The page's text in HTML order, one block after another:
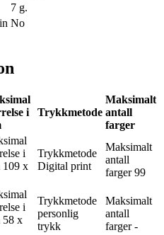
7 g.
No
i
Trykkmetode
Maksimalt
antall
farger
i
109 x
Trykkmetode
Digital print
Maksimalt
antall
farger 99
i
58 x
Trykkmetode
personlig
trykk
Maksimalt
antall
farger -